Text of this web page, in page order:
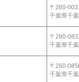
〒260-
千葉県千
〒260-
千葉県千
〒260-
千葉県千